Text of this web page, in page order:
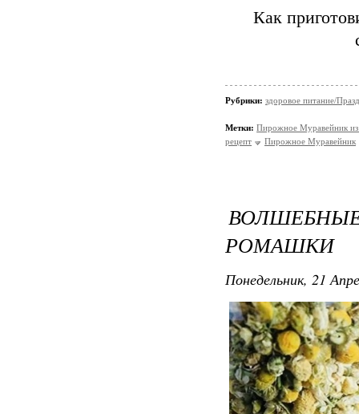
Как
Рубрики: здоровое питание/
Метки: Пирожное Муравейник из
рецепт
Пирожное Муравейник
РОМАШКИ
Понедельник, 21